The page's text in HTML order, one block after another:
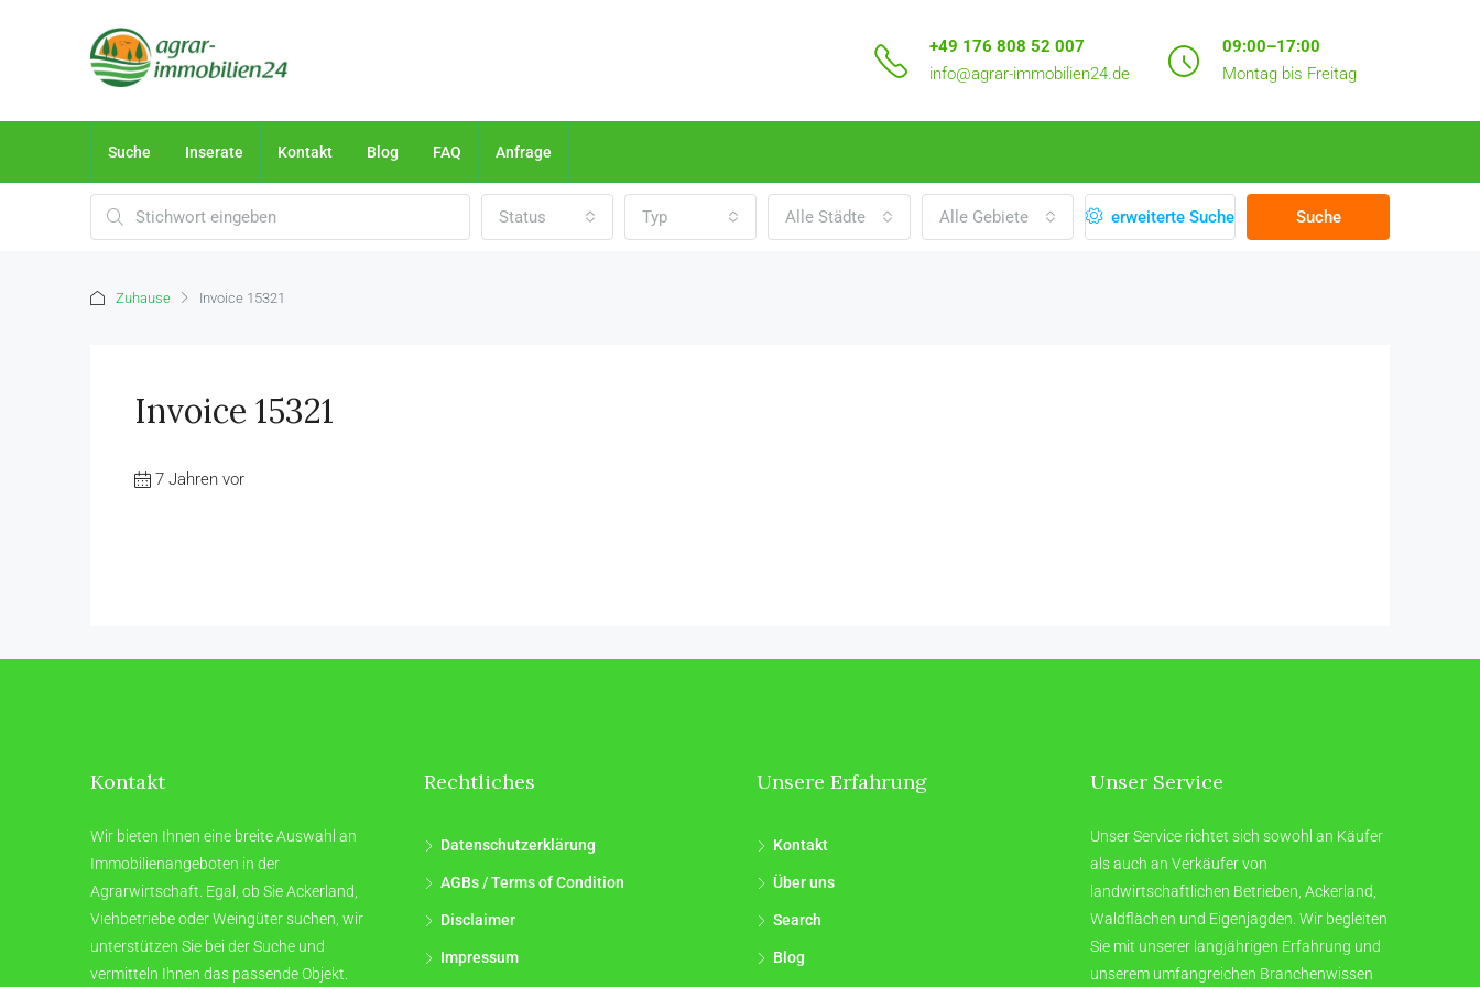
+49 176 808 52 007
info@agrar-immobilien24.de
09:00–17:00
Montag bis Freitag
Suche Inserate Kontakt Blog FAQ Anfrage
Status Typ Alle Städte Alle Gebiete erweiterte Suche Suche
Zuhause Invoice 15321
Invoice 15321
7 Jahren vor
Kontakt
Wir bieten Ihnen eine breite Auswahl an
Immobilienangeboten in der
Agrarwirtschaft. Egal, ob Sie Ackerland,
Viehbetriebe oder Weingüter suchen, wir
unterstützen Sie bei der Suche und
vermitteln Ihnen das passende Objekt.
Rechtliches
Datenschutzerklärung
AGBs / Terms of Condition
Disclaimer
Impressum
Unsere Erfahrung
Kontakt
Über uns
Search
Blog
Unser Service
Unser Service richtet sich sowohl an Käufer
als auch an Verkäufer von
landwirtschaftlichen Betrieben, Ackerland,
Waldflächen und Eigenjagden. Wir begleiten
Sie mit unserer langjährigen Erfahrung und
unserem umfangreichen Branchenwissen